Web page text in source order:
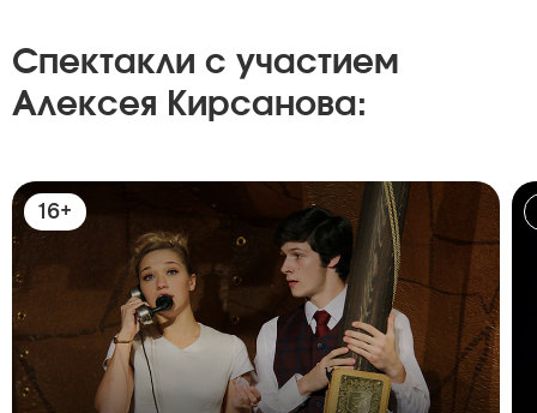
Спектакли с участием
Алексея Кирсанова:
16+